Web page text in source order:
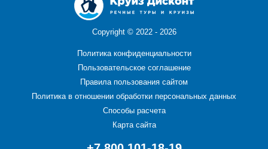
Copyright © 2022 - 2026
Политика конфиденциальности
Пользовательское соглашение
Правила пользования сайтом
Политика в отношении обработки персональных данных
Способы расчета
Карта сайта